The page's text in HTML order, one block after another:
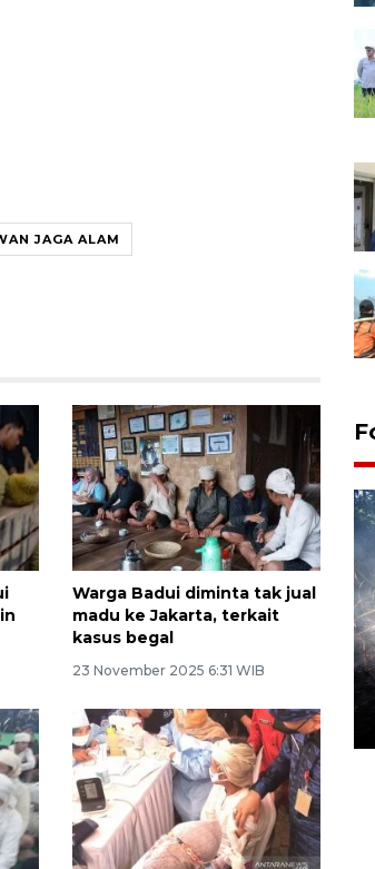
JAGA ALAM
Warga Badui diminta tak jual
madu ke Jakarta, terkait
kasus begal
23 November 2025 6:31 WIB
Alokasi anggaran untuk bibit
June 2026 11:15 WIB